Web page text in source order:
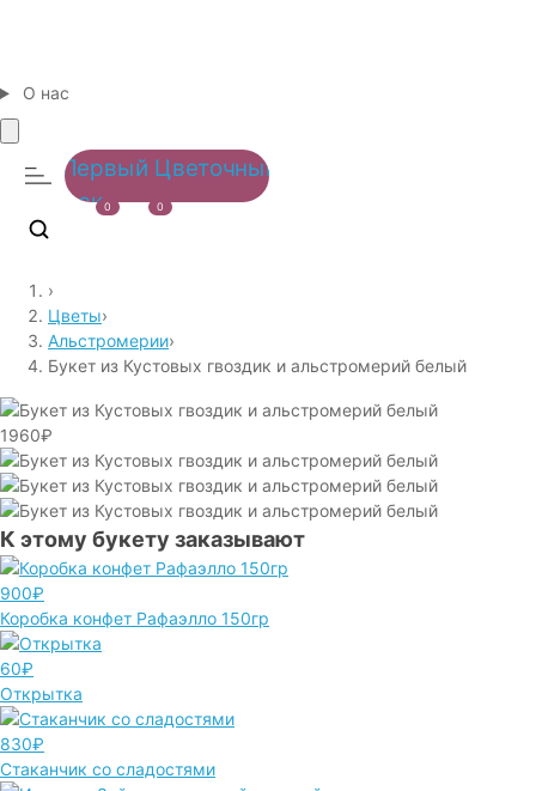
О нас
0 0
›
Цветы›
Альстромерии›
Букет из Кустовых гвоздик и альстромерий белый
1960₽
К этому букету заказывают
900₽
Коробка конфет Рафаэлло 150гр
60₽
Открытка
830₽
Стаканчик со сладостями